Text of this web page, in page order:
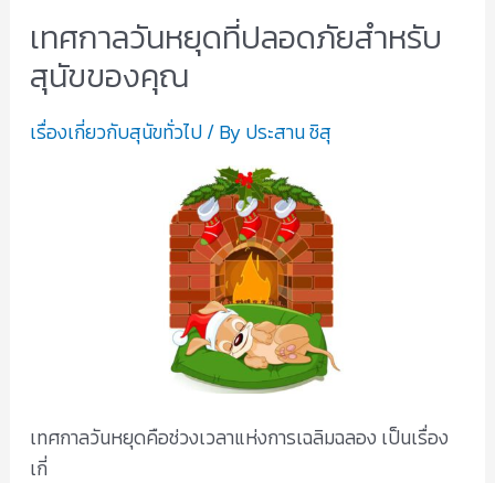
เทศกาลวันหยุดที่ปลอดภัยสำหรับ
สุนัขของคุณ
เรื่องเกี่ยวกับสุนัขทั่วไป/ By ประสาน ชิสุ
เทศกาลวันหยุดคือช่วงเวลาแห่งการเฉลิมฉลอง เป็นเรื่อง
เกี่
เทศกาล
วัน
หยุด
ที่